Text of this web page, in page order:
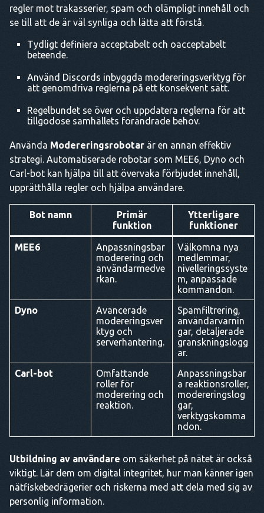
regler mot trakasserier, spam och olämpligt innehåll och
se till att de är väl synliga och lätta att förstå.
Tydligt definiera acceptabelt och oacceptabelt
beteende.
Använd Discords inbyggda modereringsverktyg för
att genomdriva reglerna på ett konsekvent sätt.
Regelbundet se över och uppdatera reglerna för att
tillgodose samhällets förändrade behov.
Använda Modereringsrobotar är en annan effektiv
strategi. Automatiserade robotar som MEE6, Dyno och
Carl-bot kan hjälpa till att övervaka förbjudet innehåll,
upprätthålla regler och hjälpa användare.
Bot namn
Primär
funktion
Ytterligare
funktioner
MEE6
Anpassningsbar
moderering och
användarmedve
rkan.
Välkomna nya
medlemmar,
nivelleringssyste
m, anpassade
kommandon.
Dyno
Avancerade
modereringsver
ktyg och
serverhantering.
Spamfiltrering,
användarvarnin
gar, detaljerade
granskningslogg
ar.
Carl-bot
Omfattande
roller för
moderering och
reaktion.
Anpassningsbar
a reaktionsroller,
modereringslog
gar,
verktygskomma
ndon.
Utbildning av användare om säkerhet på nätet är också
viktigt. Lär dem om digital integritet, hur man känner igen
nätfiskebedrägerier och riskerna med att dela med sig av
personlig information.